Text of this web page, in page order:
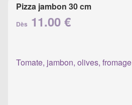
Pizza jambon 30 cm
Dès 11.00 €
Tomate, jambon, olives, fromage